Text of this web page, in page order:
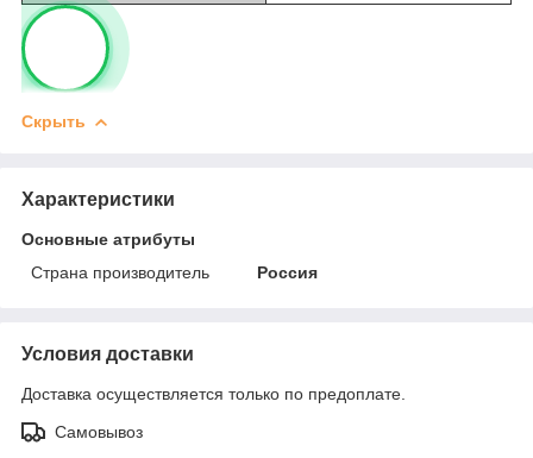
Скрыть
Характеристики
Основные атрибуты
Страна производитель
Россия
Условия доставки
Доставка осуществляется только по предоплате.
Самовывоз